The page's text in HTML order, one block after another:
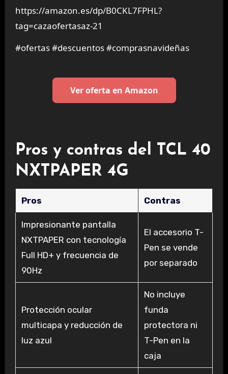
https://amazon.es/dp/B0CKL7FPHL?
tag=cazaofertasaz-21
#ofertas #descuentos #comprasnavideñas
Ver oferta en Amazon
Pros y contras del TCL 40
NXTPAPER 4G
Pros Contras
Impresionante pantalla
NXTPAPER con tecnología
Full HD+ y frecuencia de
90Hz
El accesorio T-
Pen se vende
por separado
Protección ocular
multicapa y reducción de
luz azul
No incluye
funda
protectora ni
T-Pen en la
caja